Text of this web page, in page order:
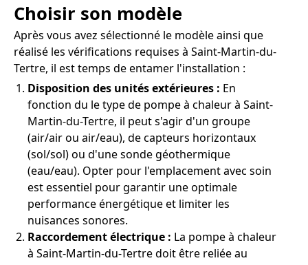
Choisir son modèle
Après vous avez sélectionné le modèle ainsi que
réalisé les vérifications requises à Saint-Martin-du-
Tertre, il est temps de entamer l'installation :
Disposition des unités extérieures : En
fonction du le type de pompe à chaleur à Saint-
Martin-du-Tertre, il peut s'agir d'un groupe
(air/air ou air/eau), de capteurs horizontaux
(sol/sol) ou d'une sonde géothermique
(eau/eau). Opter pour l'emplacement avec soin
est essentiel pour garantir une optimale
performance énergétique et limiter les
nuisances sonores.
Raccordement électrique : La pompe à chaleur
à Saint-Martin-du-Tertre doit être reliée au